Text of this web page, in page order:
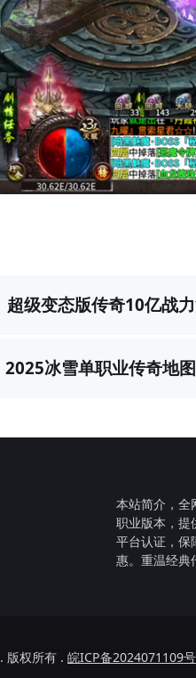
超级变态版传奇10亿战
2025冰雪单职业传奇地
本站简介，全
职业版本，提
平台认证，保
惠。重温经典
. 版权所有 . 皖ICP备2024071109